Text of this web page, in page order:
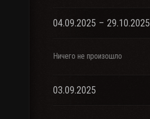
04.09.2025 – 29.10.2025
Ничего не произошло
03.09.2025